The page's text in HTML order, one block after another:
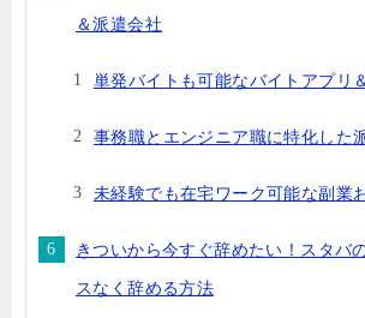
＆派遣会社
単発バイトも可能なバイトアプリ
事務職とエンジニア職に特化した
未経験でも在宅ワーク可能な副業
きついから今すぐ辞めたい！スタバ
スなく辞める方法